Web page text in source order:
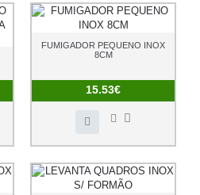
FUMIGADOR PEQUENO INOX
8CM
15.53€